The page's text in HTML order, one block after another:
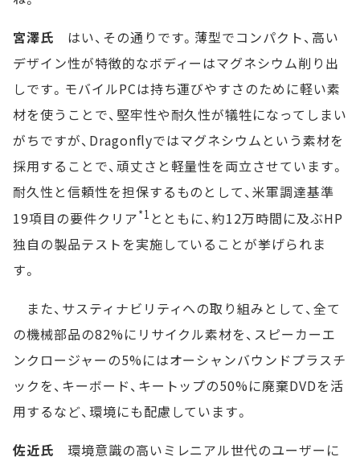
宮澤氏 はい、その通りです。薄型でコンパクト、高い
デザイン性が特徴的なボディーはマグネシウム削り出
しです。モバイルPCは持ち運びやすさのために軽い素
材を使うことで、堅牢性や耐久性が犠牲になってしまい
がちですが、Dragonflyではマグネシウムという素材を
採用することで、頑丈さと軽量性を両立させています。
耐久性と信頼性を担保するものとして、米軍調達基準
19項目の要件クリア*1 とともに、約12万時間に及ぶHP
独自の製品テストを実施していることが挙げられま
す。
また、サスティナビリティへの取り組みとして、全て
の機械部品の82%にリサイクル素材を、スピーカーエ
ンクロージャーの5%にはオーシャンバウンドプラスチ
ックを、キーボード、キートップの50%に廃棄DVDを活
用するなど、環境にも配慮しています。
佐近氏 環境意識の高いミレニアル世代のユーザーに